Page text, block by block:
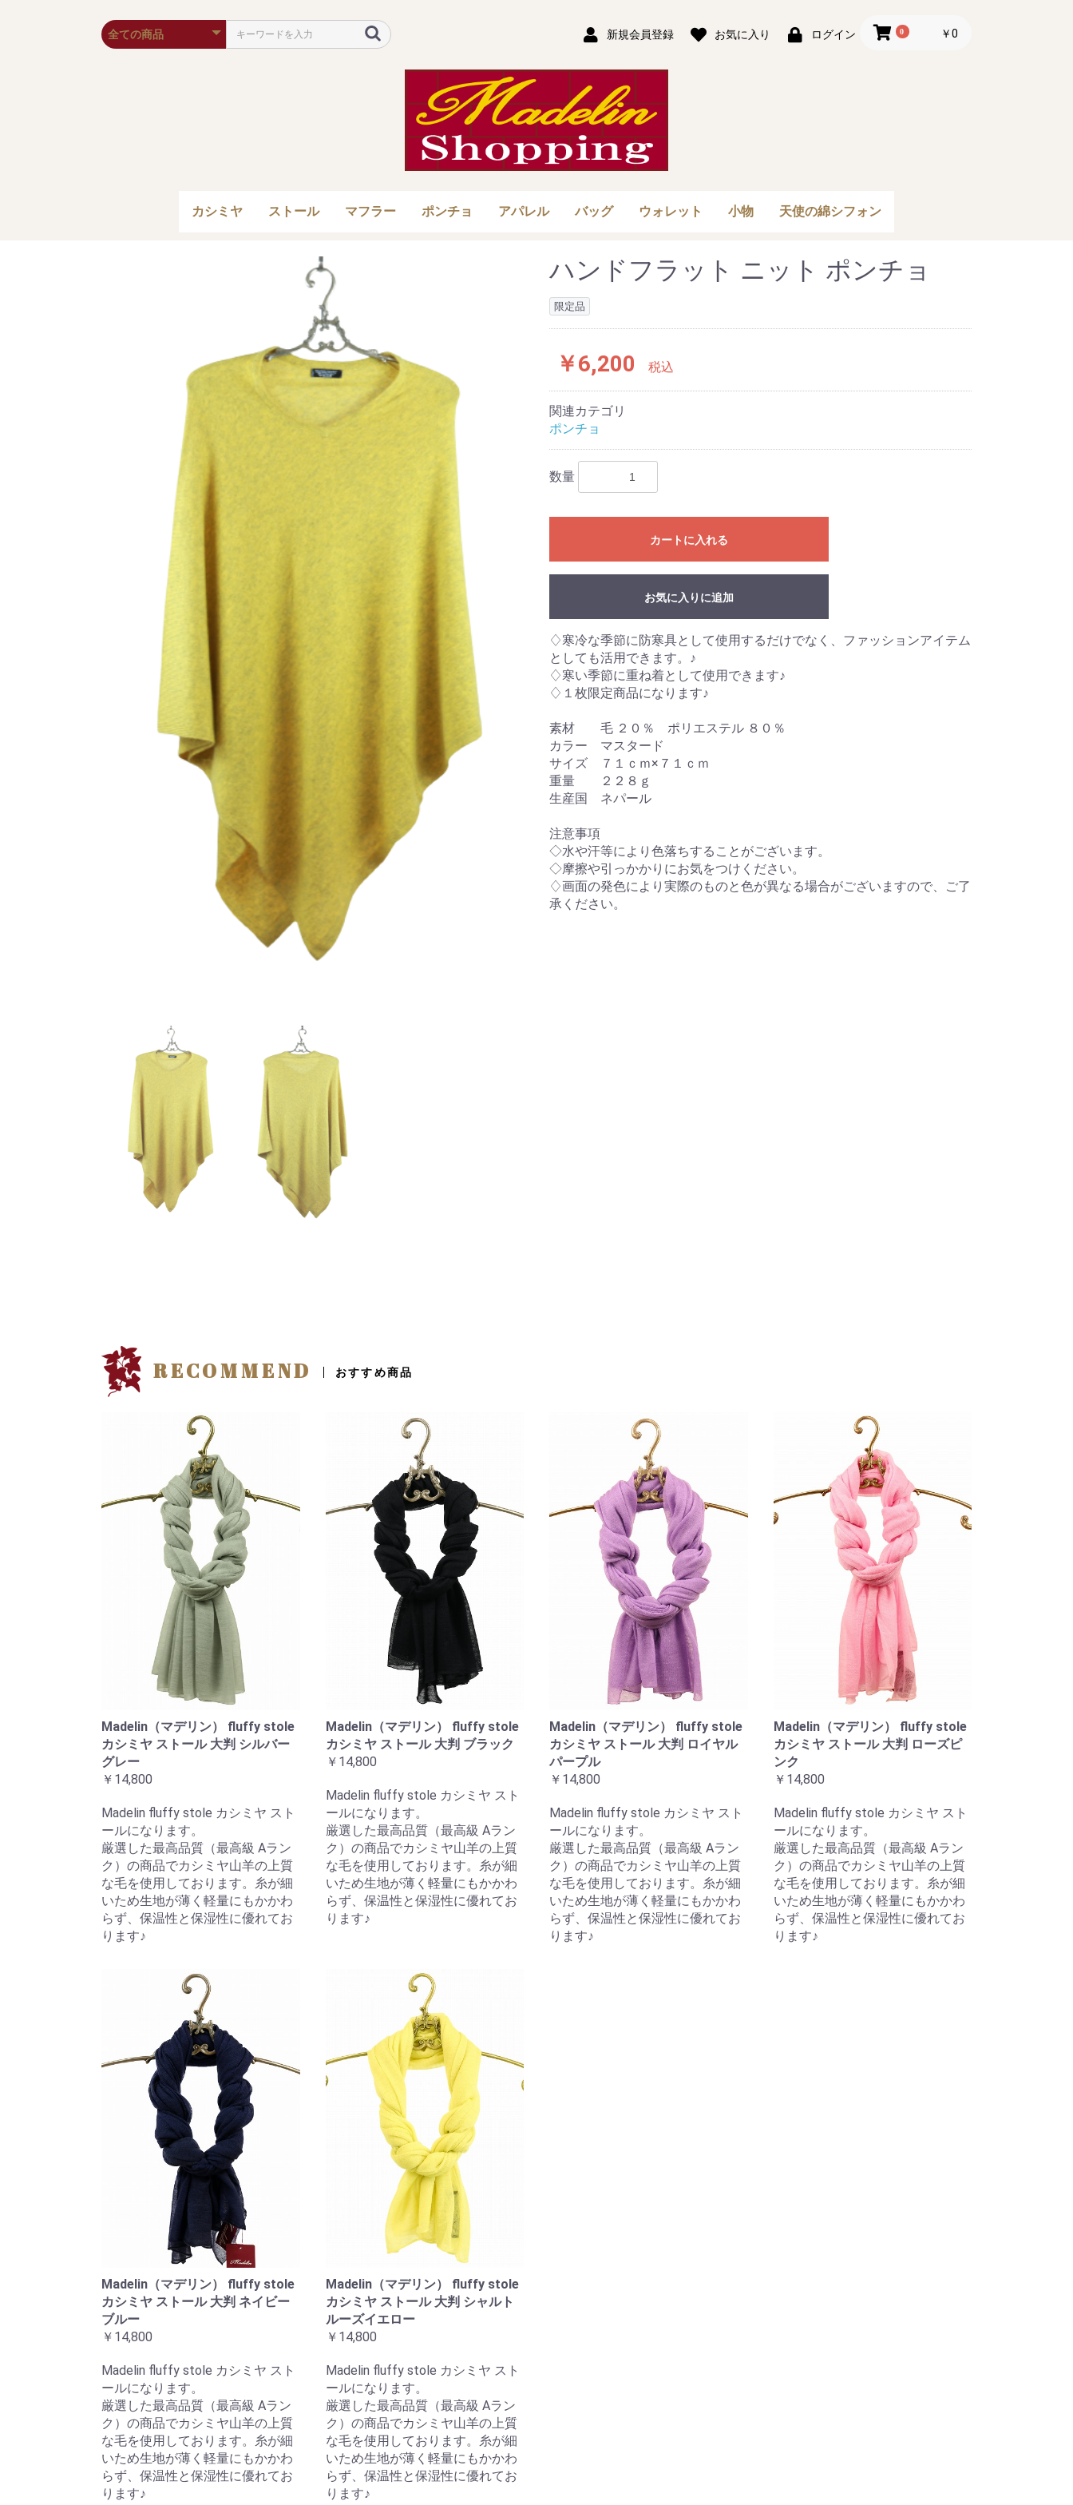
新規会員登録 お気に入り ログイン 0 ￥0
カシミヤ ストール マフラー ポンチョ アパレル バッグ ウォレット 小物 天使の綿シフォン
袖) 最安値
袖) 最安値
袖) 最安値
袖) 最安値
ブ 最安値
重袖) 最安値
重袖) 最安値
(2重袖) 最安値
(2重袖) 最安値
リーブ 最安値
重袖) 最安値
ル 最安値
(1重袖) 最安値
安値
ハンドフラット ニット ポンチョ
限定品
￥6,200 税込
関連カテゴリ
ポンチョ
数量
カートに入れる
お気に入りに追加
♢寒冷な季節に防寒具として使用するだけでなく、ファッションアイテム
としても活用できます。♪
♢寒い季節に重ね着として使用できます♪
♢１枚限定商品になります♪
素材 毛 ２０％ ポリエステル ８０％
カラー マスタード
サイズ ７１ｃｍ×７１ｃｍ
重量 ２２８ｇ
生産国 ネパール
注意事項
◇水や汗等により色落ちすることがございます。
◇摩擦や引っかかりにお気をつけください。
♢画面の発色により実際のものと色が異なる場合がございますので、ご了
承ください。
RECOMMEND おすすめ商品
Madelin（マデリン） fluffy stole
カシミヤ ストール 大判 シルバー
グレー
￥14,800
Madelin fluffy stole カシミヤ スト
ールになります。
厳選した最高品質（最高級 Aラン
ク）の商品でカシミヤ山羊の上質
な毛を使用しております。糸が細
いため生地が薄く軽量にもかかわ
らず、保温性と保湿性に優れてお
ります♪
Madelin（マデリン） fluffy stole
カシミヤ ストール 大判 ブラック
￥14,800
Madelin fluffy stole カシミヤ スト
ールになります。
厳選した最高品質（最高級 Aラン
ク）の商品でカシミヤ山羊の上質
な毛を使用しております。糸が細
いため生地が薄く軽量にもかかわ
らず、保温性と保湿性に優れてお
ります♪
Madelin（マデリン） fluffy stole
カシミヤ ストール 大判 ロイヤル
パープル
￥14,800
Madelin fluffy stole カシミヤ スト
ールになります。
厳選した最高品質（最高級 Aラン
ク）の商品でカシミヤ山羊の上質
な毛を使用しております。糸が細
いため生地が薄く軽量にもかかわ
らず、保温性と保湿性に優れてお
ります♪
Madelin（マデリン） fluffy stole
カシミヤ ストール 大判 ローズピ
ンク
￥14,800
Madelin fluffy stole カシミヤ スト
ールになります。
厳選した最高品質（最高級 Aラン
ク）の商品でカシミヤ山羊の上質
な毛を使用しております。糸が細
いため生地が薄く軽量にもかかわ
らず、保温性と保湿性に優れてお
ります♪
Madelin（マデリン） fluffy stole
カシミヤ ストール 大判 ネイビー
ブルー
￥14,800
Madelin fluffy stole カシミヤ スト
ールになります。
厳選した最高品質（最高級 Aラン
ク）の商品でカシミヤ山羊の上質
な毛を使用しております。糸が細
いため生地が薄く軽量にもかかわ
らず、保温性と保湿性に優れてお
ります♪
Madelin（マデリン） fluffy stole
カシミヤ ストール 大判 シャルト
ルーズイエロー
￥14,800
Madelin fluffy stole カシミヤ スト
ールになります。
厳選した最高品質（最高級 Aラン
ク）の商品でカシミヤ山羊の上質
な毛を使用しております。糸が細
いため生地が薄く軽量にもかかわ
らず、保温性と保湿性に優れてお
ります♪